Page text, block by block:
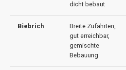
dicht bebaut
Biebrich
Breite Zufahrten,
gut erreichbar,
gemischte
Bebauung